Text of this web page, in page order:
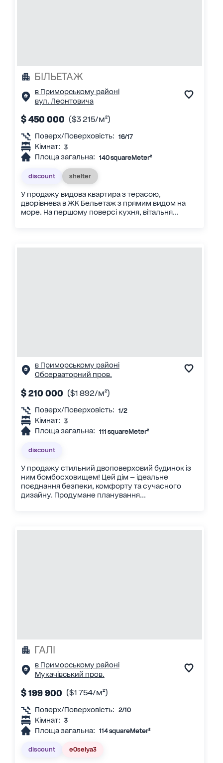
БІЛЬЕТАЖ
в Приморському районі
вул. Леонтовича
$ 450 000 ($3 215/м²)
Поверх/Поверховість: 16/17
Кімнат: 3
Площа загальна: 140 squareMeter²
discount shelter
У продажу видова квартира з терасою,
дворівнева в ЖК Бельетаж з прямим видом на
море. На першому поверсі кухня, вітальня...
в Приморському районі
Обсерваторний пров.
$ 210 000 ($1 892/м²)
Поверх/Поверховість: 1/2
Кімнат: 3
Площа загальна: 111 squareMeter²
discount
У продажу стильний двоповерховий будинок із
ним бомбосховищем! Цей дім — ідеальне
поєднання безпеки, комфорту та сучасного
дизайну. Продумане планування...
ГАЛІ
в Приморському районі
Мукачівський пров.
$ 199 900 ($1 754/м²)
Поверх/Поверховість: 2/10
Кімнат: 3
Площа загальна: 114 squareMeter²
discount eOselya3